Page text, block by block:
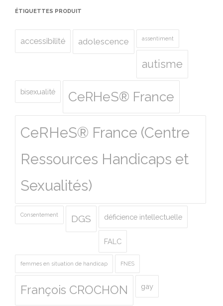
ÉTIQUETTES PRODUIT
accessibilité adolescence assentiment
autisme
bisexualité CeRHeS® France
CeRHeS® France (Centre
Ressources Handicaps et
Sexualités)
Consentement DGS déficience intellectuelle
FALC
femmes en situation de handicap FNES
François CROCHON gay